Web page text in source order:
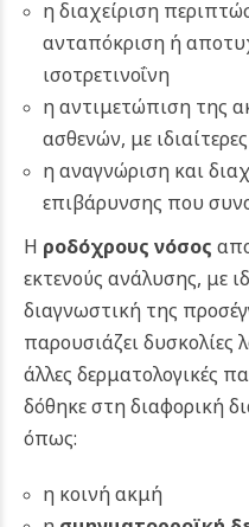
η διαχείριση
ανταπόκριση ή
ισοτρετινοΐνη
η αντιμετώπιση της
ασθενών, με
η αναγνώριση και
επιβάρυνσης που
Η ροδόχρους νόσος
εκτενούς ανάλυσης, με
διαγνωστική της
παρουσιάζει δυσκολίες
άλλες δερματολογικές
δόθηκε στη διαφορική
όπως:
η κοινή ακμή